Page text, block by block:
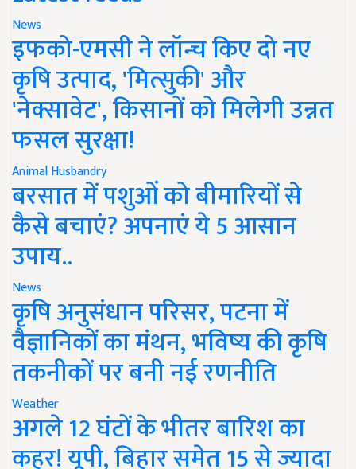
News
इफको-एमसी ने लॉन्च किए दो नए
कृषि उत्पाद, 'मित्सुकी' और
'नेक्सावेट', किसानों को मिलेगी उन्नत
फसल सुरक्षा!
Animal Husbandry
बरसात में पशुओं को बीमारियों से
कैसे बचाएं? अपनाएं ये 5 आसान
उपाय..
News
कृषि अनुसंधान परिसर, पटना में
वैज्ञानिकों का मंथन, भविष्य की कृषि
तकनीकों पर बनी नई रणनीति
Weather
अगले 12 घंटों के भीतर बारिश का
कहर! यूपी, बिहार समेत 15 से ज्यादा